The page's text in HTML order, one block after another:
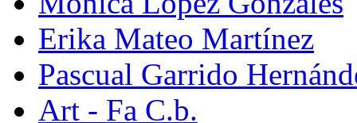
Erika Mateo Martínez
Pascual Garrido
Art - Fa C.b.